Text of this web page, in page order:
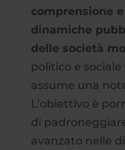
comprensione
dinamiche
delle società
politico e
assume una
L’obiettivo è
di
avanzato nelle